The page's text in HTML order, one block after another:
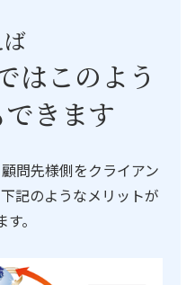
はこのよう
きます
問先様側をクライアン
記のようなメリットが
。